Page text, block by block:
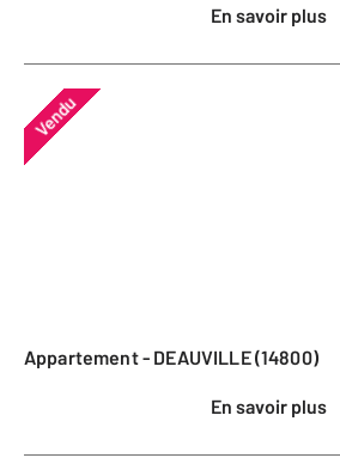
En savoir plus
Vendu
Appartement - DEAUVILLE (14800)
En savoir plus